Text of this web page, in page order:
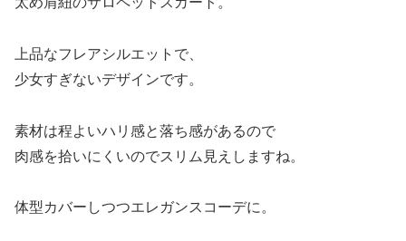
上品なフレアシルエットで、
少女すぎないデザインです。
素材は程よいハリ感と落ち感があるので
肉感を拾いにくいのでスリム見えしますね。
体型カバーしつつエレガンスコーデに。